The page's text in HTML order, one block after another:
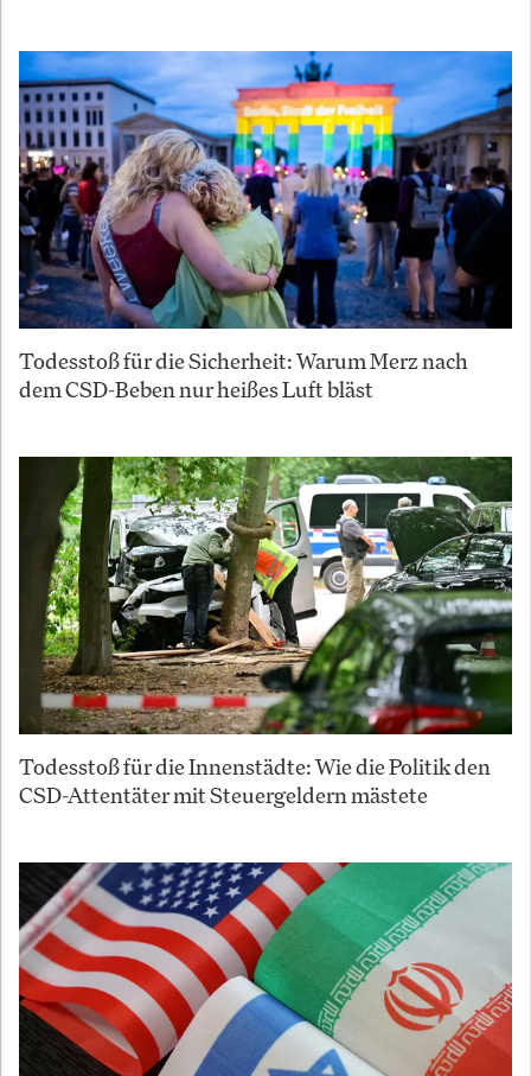
Todesstoß für die Sicherheit: Warum Merz nach
dem CSD-Beben nur heißes Luft bläst
Todesstoß für die Innenstädte: Wie die Politik den
CSD-Attentäter mit Steuergeldern mästete